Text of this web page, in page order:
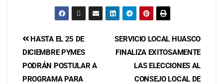
SERVICIO LOCAL HUASCO
FINALIZA EXITOSAMENTE
LAS ELECCIONES AL
CONSEJO LOCAL DE
HASTA EL 25 DE
DICIEMBRE PYMES
PODRÁN POSTULAR A
PROGRAMA PARA